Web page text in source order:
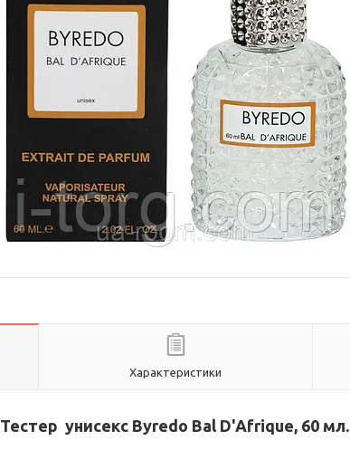
Характеристики
Тестер унисекс Byredo Bal D'Afrique, 60 мл.